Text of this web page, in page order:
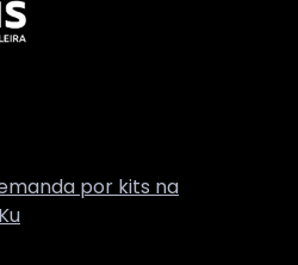
da Vivensis
da Vivensis
da Vivensis
da Vivensis
por kits na